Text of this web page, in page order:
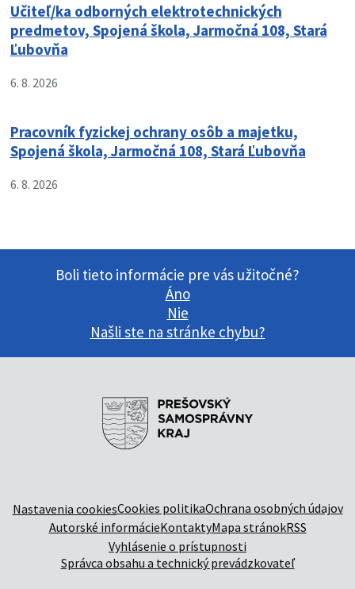
Učiteľ/ka odborných elektrotechnických
predmetov, Spojená škola, Jarmočná 108, Stará
Ľubovňa
6. 8. 2026
Pracovník fyzickej ochrany osôb a majetku,
Spojená škola, Jarmočná 108, Stará Ľubovňa
6. 8. 2026
Boli tieto informácie pre vás užitočné?
Áno
Nie
Našli ste na stránke chybu?
Nastavenia cookiesCookies politikaOchrana osobných údajov
Autorské informácieKontaktyMapa stránokRSS
Vyhlásenie o prístupnosti
Správca obsahu a technický prevádzkovateľ